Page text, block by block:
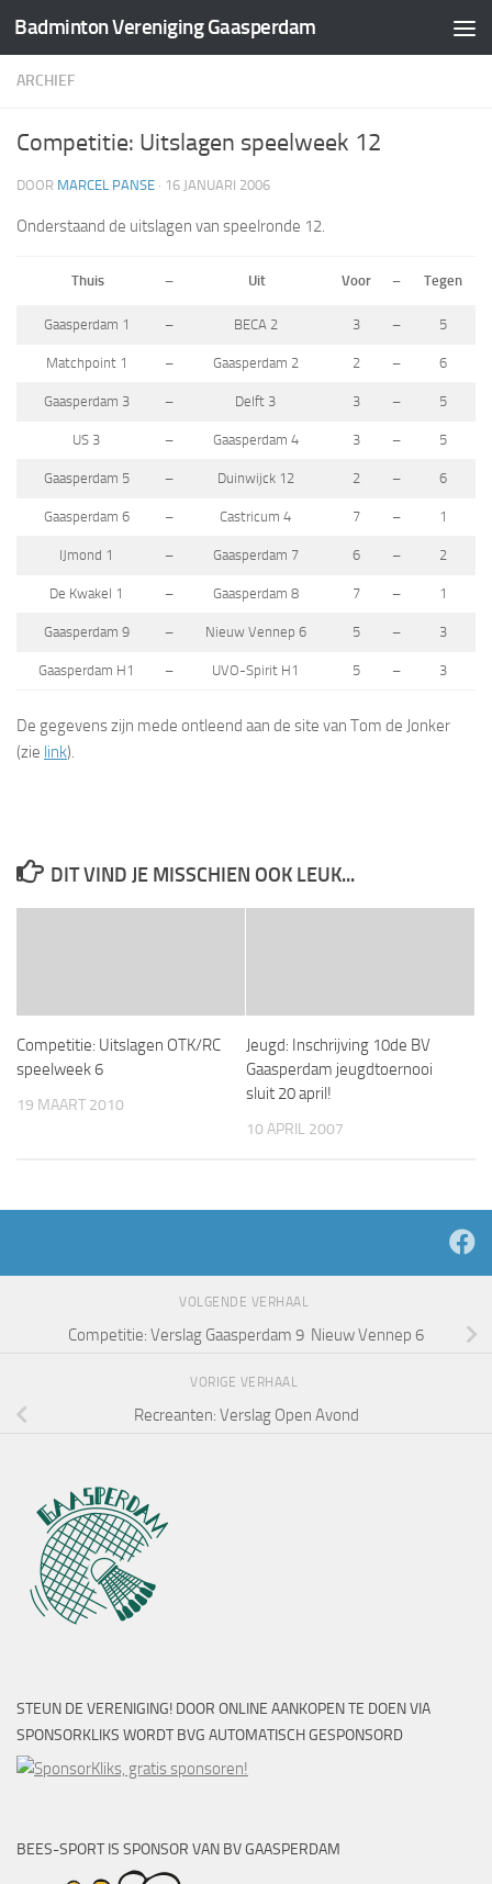
Doorgaan naar inhoud
Badminton Vereniging Gaasperdam
ARCHIEF
Competitie: Uitslagen speelweek 12
DOOR MARCEL PANSE · 16 JANUARI 2006
Onderstaand de uitslagen van speelronde 12.
Thuis – Uit Voor – Tegen
Gaasperdam 1 – BECA 2 3 – 5
Matchpoint 1 – Gaasperdam 2 2 – 6
Gaasperdam 3 – Delft 3 3 – 5
US 3 – Gaasperdam 4 3 – 5
Gaasperdam 5 – Duinwijck 12 2 – 6
Gaasperdam 6 – Castricum 4 7 – 1
IJmond 1 – Gaasperdam 7 6 – 2
De Kwakel 1 – Gaasperdam 8 7 – 1
Gaasperdam 9 – Nieuw Vennep 6 5 – 3
Gaasperdam H1 – UVO-Spirit H1 5 – 3
De gegevens zijn mede ontleend aan de site van Tom de Jonker
(zie link).
DIT VIND JE MISSCHIEN OOK LEUK...
Competitie: Uitslagen OTK/RC
speelweek 6
19 MAART 2010
Jeugd: Inschrijving 10de BV
Gaasperdam jeugdtoernooi
sluit 20 april!
10 APRIL 2007
VOLGENDE VERHAAL
Competitie: Verslag Gaasperdam 9  Nieuw Vennep 6
VORIGE VERHAAL
Recreanten: Verslag Open Avond
STEUN DE VERENIGING! DOOR ONLINE AANKOPEN TE DOEN VIA
SPONSORKLIKS WORDT BVG AUTOMATISCH GESPONSORD
BEES-SPORT IS SPONSOR VAN BV GAASPERDAM